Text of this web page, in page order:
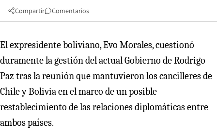
Compartir Comentarios
El expresidente boliviano, Evo Morales, cuestionó
duramente la gestión del actual Gobierno de Rodrigo
Paz tras la reunión que mantuvieron los cancilleres de
Chile y Bolivia en el marco de un posible
restablecimiento de las relaciones diplomáticas entre
ambos países.